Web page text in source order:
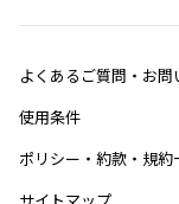
よくあるご質問・お問
使用条件
ポリシー・約款・規約